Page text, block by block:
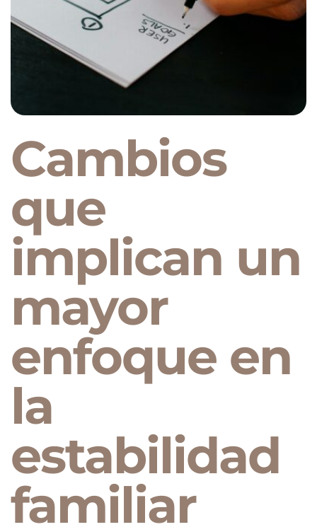
Cambios
que
implican un
mayor
enfoque en
la
estabilidad
familiar